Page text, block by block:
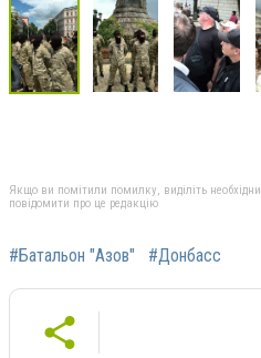
Якщо ви помітили помилку, виділіть
повідомити про це редакцію
#Батальон "Азов" #Донбасс